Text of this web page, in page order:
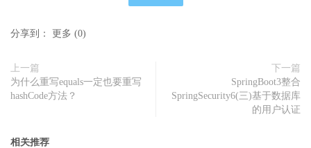
分享到： 更多 (0)
上一篇
为什么重写equals一定也要重写
hashCode方法？
下一篇
SpringBoot3整合
SpringSecurity6(三)基于数据库
的用户认证
相关推荐